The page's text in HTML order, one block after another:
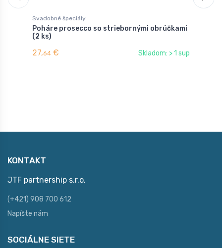
Svadobné špeciály
Poháre prosecco so striebornými obrúčkami
(2 ks)
27,64 € Skladom: > 1 sup
KONTAKT
JTF partnership s.r.o.
(+421) 908 700 612
Napíšte nám
SOCIÁLNE SIETE